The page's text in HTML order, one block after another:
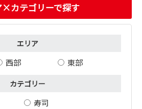
×カテゴリーで探す
エリア
西部 東部
カテゴリー
寿司